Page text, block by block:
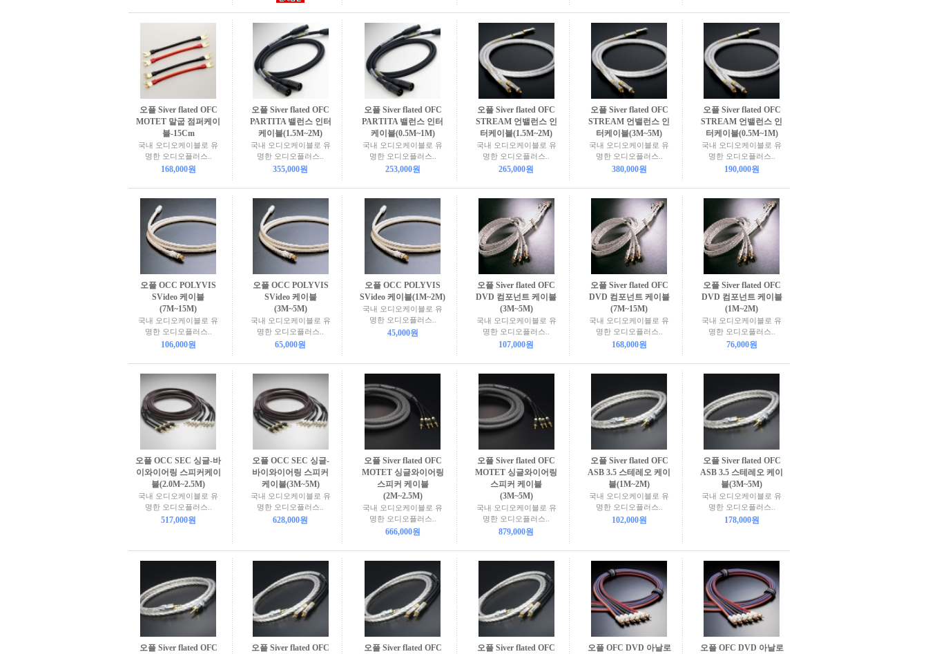
오플 Siver flated OFC
MOTET 말굽 점퍼케이
블-15Cm
국내 오디오케이블로 유
명한 오디오플러스..
168,000원
오플 Siver flated OFC
PARTITA 밸런스 인터
케이블(1.5M~2M)
국내 오디오케이블로 유
명한 오디오플러스..
355,000원
오플 Siver flated OFC
PARTITA 밸런스 인터
케이블(0.5M~1M)
국내 오디오케이블로 유
명한 오디오플러스..
253,000원
오플 Siver flated OFC
STREAM 언밸런스 인
터케이블(1.5M~2M)
국내 오디오케이블로 유
명한 오디오플러스..
265,000원
오플 Siver flated OFC
STREAM 언밸런스 인
터케이블(3M~5M)
국내 오디오케이블로 유
명한 오디오플러스..
380,000원
오플 Siver flated OFC
STREAM 언밸런스 인
터케이블(0.5M~1M)
국내 오디오케이블로 유
명한 오디오플러스..
190,000원
오플 OCC POLYVIS
SVideo 케이블
(7M~15M)
국내 오디오케이블로 유
명한 오디오플러스..
106,000원
오플 OCC POLYVIS
SVideo 케이블
(3M~5M)
국내 오디오케이블로 유
명한 오디오플러스..
65,000원
오플 OCC POLYVIS
SVideo 케이블(1M~2M)
국내 오디오케이블로 유
명한 오디오플러스..
45,000원
오플 Siver flated OFC
DVD 컴포넌트 케이블
(3M~5M)
국내 오디오케이블로 유
명한 오디오플러스..
107,000원
오플 Siver flated OFC
DVD 컴포넌트 케이블
(7M~15M)
국내 오디오케이블로 유
명한 오디오플러스..
168,000원
오플 Siver flated OFC
DVD 컴포넌트 케이블
(1M~2M)
국내 오디오케이블로 유
명한 오디오플러스..
76,000원
오플 OCC SEC 싱글-바
이와이어링 스피커케이
블(2.0M~2.5M)
국내 오디오케이블로 유
명한 오디오플러스..
517,000원
오플 OCC SEC 싱글-
바이와이어링 스피커
케이블(3M~5M)
국내 오디오케이블로 유
명한 오디오플러스..
628,000원
오플 Siver flated OFC
MOTET 싱글와이어링
스피커 케이블
(2M~2.5M)
국내 오디오케이블로 유
명한 오디오플러스..
666,000원
오플 Siver flated OFC
MOTET 싱글와이어링
스피커 케이블
(3M~5M)
국내 오디오케이블로 유
명한 오디오플러스..
879,000원
오플 Siver flated OFC
ASB 3.5 스테레오 케이
블(1M~2M)
국내 오디오케이블로 유
명한 오디오플러스..
102,000원
오플 Siver flated OFC
ASB 3.5 스테레오 케이
블(3M~5M)
국내 오디오케이블로 유
명한 오디오플러스..
178,000원
오플 Siver flated OFC
오플 Siver flated OFC
오플 Siver flated OFC
오플 Siver flated OFC
오플 OFC DVD 아날로
오플 OFC DVD 아날로